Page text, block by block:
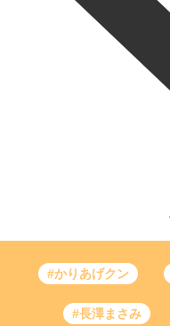
#かりあげクン
#長澤まさみ